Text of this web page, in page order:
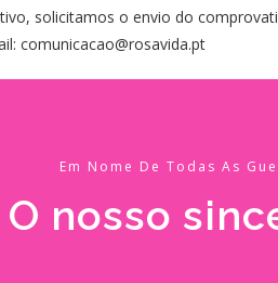
solicitamos o envio do
comunicacao@rosavida.pt
Em Nome De Todas As
O nosso